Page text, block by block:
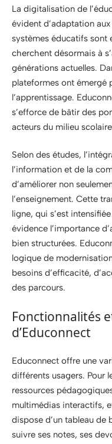
La digitalisation de
évident d’adaptation
systèmes éducatifs sont
cherchent désormais à
générations actuelles.
plateformes ont émergé
l’apprentissage.
s’efforce de bâtir des
acteurs du milieu
Selon des études,
l’information et de la
d’améliorer non
l’enseignement. Cette
ligne, qui s’est
évidence l’importance
bien structurées.
logique de
besoins d’efficacité,
des parcours.
Fonctionnalités
d’Educonnect
Educonnect offre une
différents usagers. Pour
ressources
multimédias interactifs,
dispose d’un tableau de
suivre ses notes, ses